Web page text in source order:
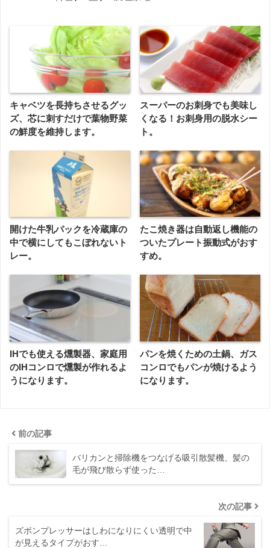
キャベツを長持ちさせるグッ
ズ、芯に刺すだけで葉物野菜
の鮮度を維持します。
スーパーのお刺身でも美味し
くなる！お刺身用の脱水シー
ト。
開けた牛乳パックを冷蔵庫の
中で横にしてもこぼれないト
レー。
たこ焼き器は自動返し機能の
ついたプレート振動式がおす
すめ。
IHでも使える燻製器、家庭用
のIHコンロで燻製が作れるよ
うになります。
パンを焼くための土鍋、ガス
コンロでもパンが焼けるよう
になります。
前の記事
バリカンと掃除機をつなげる吸引散髪機、髪の
毛が飛び散らず使った…
次の記事
ズボンプレッサーはしわになりにくい透明で中
が見えるタイプがおす…